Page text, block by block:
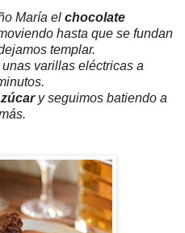
María el chocolate
hasta que se fundan
templar.
unas varillas eléctricas a
y seguimos batiendo a